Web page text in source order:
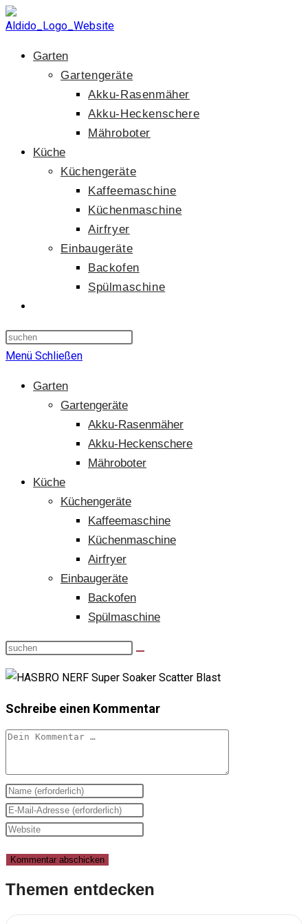
Zum
Inhalt
springenGarten
Gartengeräte
Akku-Rasenmäher
Akku-Heckenschere
Mähroboter
Küche
Küchengeräte
Kaffeemaschine
Küchenmaschine
Airfryer
Einbaugeräte
Backofen
Spülmaschine
umschalten
Menü Schließen
Garten
Gartengeräte
Akku-Rasenmäher
Akku-Heckenschere
Mähroboter
Küche
Küchengeräte
Kaffeemaschine
Küchenmaschine
Airfryer
Einbaugeräte
Backofen
Spülmaschine
Schreibe einen Kommentar
Kommentar
Gib
deinen
Namen
Benutzernamen
zum
Gib
deine
Mail-
Adresse
Gib
Website-
URL
Themen entdecken